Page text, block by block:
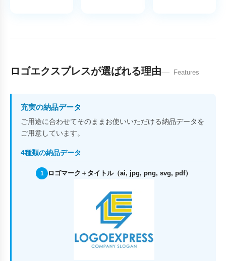
ロゴエクスプレスが選ばれる理由 Features
充実の納品データ
ご用途に合わせてそのままお使いいただける納品データを
ご用意しています。
4種類の納品データ
1 ロゴマーク＋タイトル（ai, jpg, png, svg, pdf）